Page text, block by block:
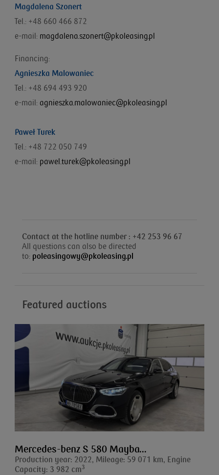
Magdalena Szonert
Tel.: +48 660 466 872
e-mail: magdalena.szonert@pkoleasing.pl
Financing:
Agnieszka Malowaniec
Tel.: +48 694 493 920
e-mail: agnieszka.malowaniec@pkoleasing.pl
Paweł Turek
Tel.: +48 722 050 749
e-mail: pawel.turek@pkoleasing.pl
Contact at the hotline number : +42 253 96 67
All questions can also be directed
to: poleasingowy@pkoleasing.pl
Featured auctions
Mercedes-benz S 580 Mayba...
Production year: 2022, Mileage: 59 071 km, Engine
Capacity: 3 982 cm3